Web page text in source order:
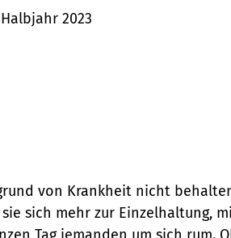
2023
von Krankheit nicht
sich mehr zur Einzelhaltung,